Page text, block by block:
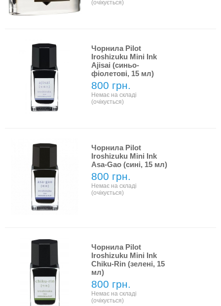
(очікується)
Чорнила Pilot
Iroshizuku Mini Ink
Ajisai (синьо-
фіолетові, 15 мл)
800 грн.
Немає на складі
(очікується)
Чорнила Pilot
Iroshizuku Mini Ink
Asa-Gao (сині, 15 мл)
800 грн.
Немає на складі
(очікується)
Чорнила Pilot
Iroshizuku Mini Ink
Chiku-Rin (зелені, 15
мл)
800 грн.
Немає на складі
(очікується)